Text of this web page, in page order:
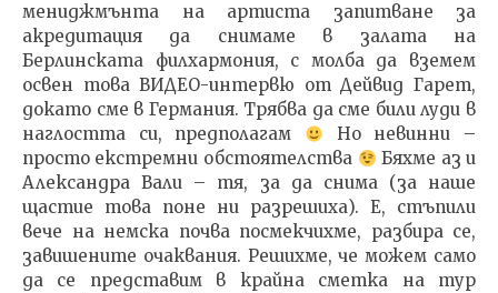
мениджмънта на артиста запитване за
акредитация да снимаме в залата на
Берлинската филхармония, с молба да вземем
освен това ВИДЕО-интервю от Дейвид Гарет,
докато сме в Германия. Трябва да сме били луди в
наглостта си, предполагам
Но невинни –
просто екстремни обстоятелства
Бяхме аз и
Александра Вали – тя, за да снима (за наше
щастие това поне ни разрешиха). Е, стъпили
вече на немска почва посмекчихме, разбира се,
завишените очаквания. Решихме, че можем само
да се представим в крайна сметка на тур